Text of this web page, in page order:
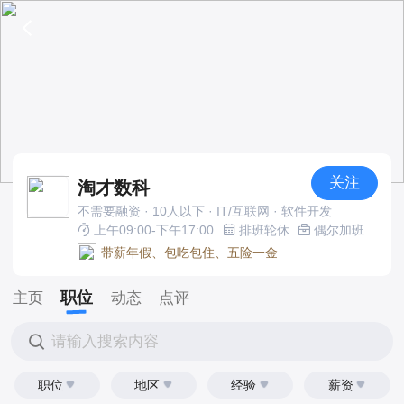
淘才数科 关注
不需要融资 · 10人以下 · IT/互联网 · 软件开发
上午09:00-下午17:00
排班轮休
偶尔加班
带薪年假、包吃包住、五险一金
主页 职位 动态 点评
请输入搜索内容
职位 地区 经验 薪资